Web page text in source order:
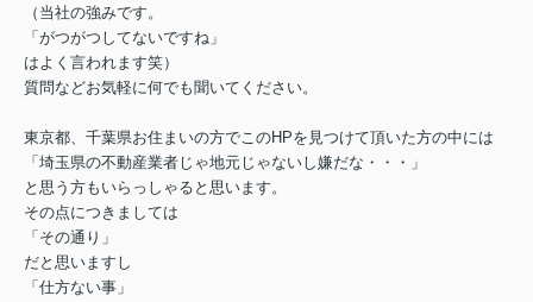
（当社の強みです。
「がつがつしてないですね」
はよく言われます笑）
質問などお気軽に何でも聞いてください。
東京都、千葉県お住まいの方でこのHPを見つけて頂いた方の中には
「埼玉県の不動産業者じゃ地元じゃないし嫌だな・・・」
と思う方もいらっしゃると思います。
その点につきましては
「その通り」
だと思いますし
「仕方ない事」